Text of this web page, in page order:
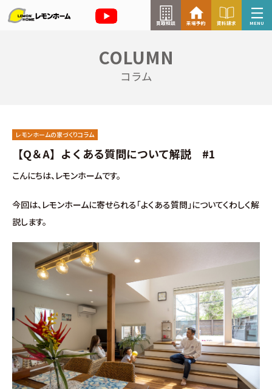
買取相談 来場予約 資料請求 MENU
来場予約はこちら
資料請求はこちら
イベント情報
お知らせ
コラム
お客様の声
よくある質問（Q&A）
注文・規格住宅
COLUMN
コラム
レモンホームの家づくりコラム
【Q＆A】よくある質問について解説 #1
こんにちは、レモンホームです。
今回は、レモンホームに寄せられる「よくある質問」についてくわしく解
説します。